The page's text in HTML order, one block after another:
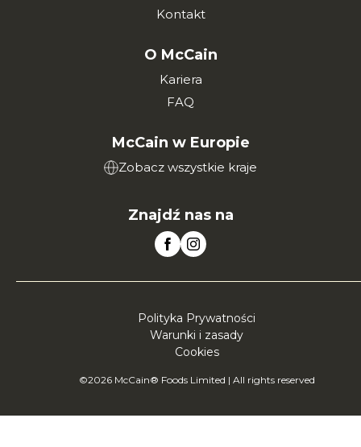
Kontakt
O McCain
Kariera
FAQ
McCain w Europie
Zobacz wszystkie kraje
Znajdź nas na
Polityka Prywatności
Warunki i zasady
Cookies
©2026 McCain® Foods Limited | All rights reserved